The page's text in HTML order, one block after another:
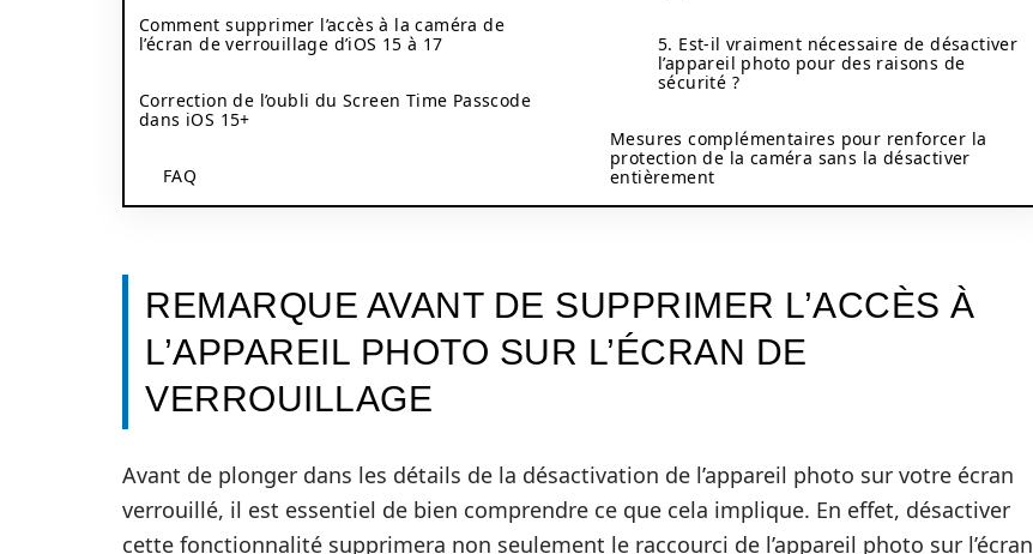
Comment supprimer l’accès à la caméra de
l’écran de verrouillage d’iOS 15 à 17
Correction de l’oubli du Screen Time Passcode
dans iOS 15+
FAQ
5. Est-il vraiment nécessaire de désactiver
l’appareil photo pour des raisons de
sécurité ?
Mesures complémentaires pour renforcer la
protection de la caméra sans la désactiver
entièrement
REMARQUE AVANT DE SUPPRIMER L’ACCÈS À
L’APPAREIL PHOTO SUR L’ÉCRAN DE
VERROUILLAGE
Avant de plonger dans les détails de la désactivation de l’appareil photo sur votre écran
verrouillé, il est essentiel de bien comprendre ce que cela implique. En effet, désactiver
cette fonctionnalité supprimera non seulement le raccourci de l’appareil photo sur l’écran